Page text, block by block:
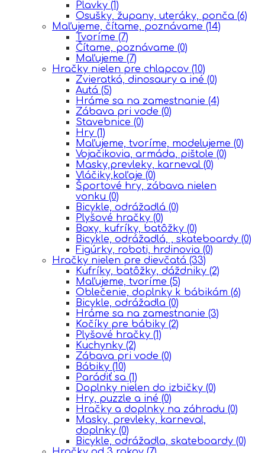
Plavky (1)
Osušky, župany, uteráky, ponča (6)
Maľujeme, čítame, poznávame (14)
Tvoríme (7)
Čítame, poznávame (0)
Maľujeme (7)
Hračky nielen pre chlapcov (10)
Zvieratká, dinosaury a iné (0)
Autá (5)
Hráme sa na zamestnanie (4)
Zábava pri vode (0)
Stavebnice (0)
Hry (1)
Maľujeme, tvoríme, modelujeme (0)
Vojačikovia, armáda, pištole (0)
Masky,prevleky, karneval (0)
Vláčiky,koľaje (0)
Športové hry, zábava nielen
vonku (0)
Bicykle, odrážadlá (0)
Plyšové hračky (0)
Boxy, kufríky, batôžky (0)
Bicykle, odrážadlá, , skateboardy (0)
Figúrky, roboti, hrdinovia (0)
Hračky nielen pre dievčatá (33)
Kufríky, batôžky, dáždniky (2)
Maľujeme, tvoríme (5)
Oblečenie, doplnky k bábikám (6)
Bicykle, odrážadla (0)
Hráme sa na zamestnanie (3)
Kočíky pre bábiky (2)
Plyšové hračky (1)
Kuchynky (2)
Zábava pri vode (0)
Bábiky (10)
Parádiť sa (1)
Doplnky nielen do izbičky (0)
Hry, puzzle a iné (0)
Hračky a doplnky na záhradu (0)
Masky, prevleky, karneval,
doplnky (0)
Bicykle, odrážadla, skateboardy (0)